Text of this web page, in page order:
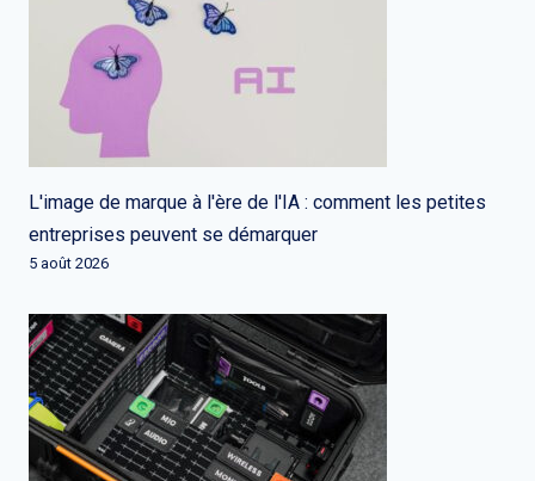
L'image de marque à l'ère de l'IA : comment les petites
entreprises peuvent se démarquer
5 août 2026